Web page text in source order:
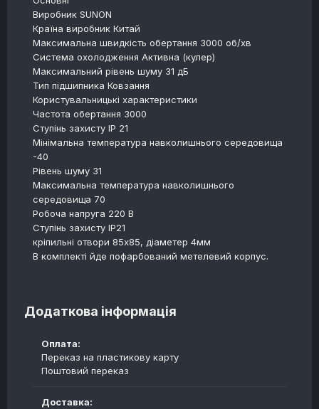
Виробник SUNON
Країна виробник Китай
Максимальна швидкість обертання 3000 об/хв
Система охолодження Активна (кулер)
Максимальний рівень шуму 31 дБ
Тип підшипника Ковзання
Користувальницькі характеристики
Частота обертання 3000
Ступінь захисту IP 21
Мінімальна температура навколишнього середовища
-40
Рівень шуму 31
Максимальна температура навколишнього
середовища 70
Робоча напруга 220 В
Ступінь захисту IP21
кріпильні отвори 85х85, діаметер 4мм
В комплекті йде пофарбований метелевий корпус.
Додаткова інформація
Оплата:
Переказ на пластикову карту
Поштовий переказ
Доставка: